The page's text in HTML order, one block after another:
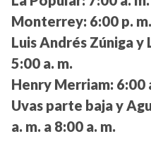
Monterrey: 6:00 p.
Luis Andrés Zúniga y
5:00 a. m.
Henry Merriam: 6:00
Uvas parte baja y
a. m. a 8:00 a. m.